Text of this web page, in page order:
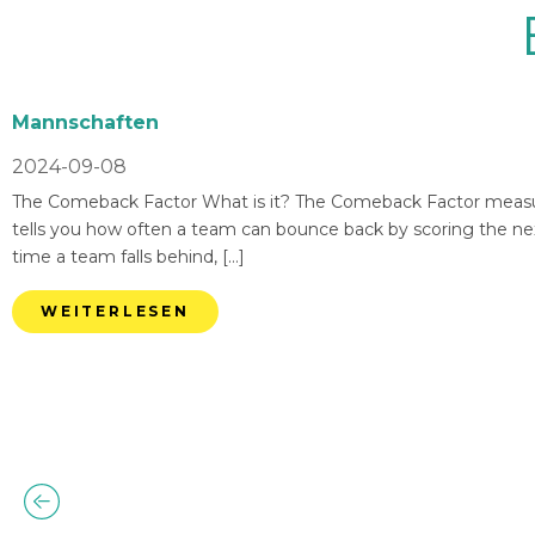
Mannschaften
2024-09-08
The Comeback Factor What is it? The Comeback Factor
tells you how often a team can bounce back by scoring the
time a team falls behind, […]
WEITERLESEN